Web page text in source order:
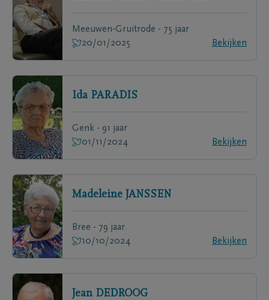
Meeuwen-Gruitrode - 75 jaar
20/01/2025
Bekijken
Ida PARADIS
Genk - 91 jaar
01/11/2024
Bekijken
Madeleine JANSSEN
Bree - 79 jaar
10/10/2024
Bekijken
Jean DEDROOG